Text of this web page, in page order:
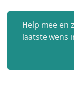
Help mee en
laatste wens